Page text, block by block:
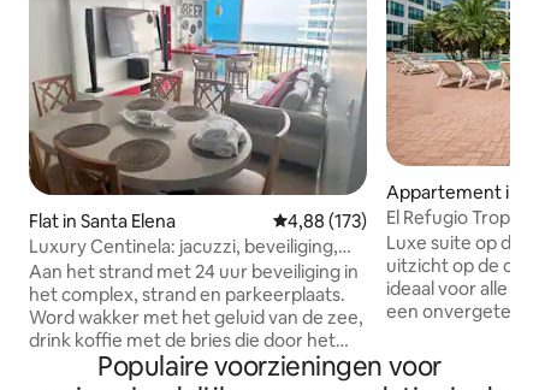
Flat in Santa Elena Gemiddelde beoordeling van
4,88 (173)
Luxury Centinela: jacuzzi, beveiliging,
airconditioning, parkeergelegenheid
Aan het strand met 24 uur beveiliging in
het complex, strand en parkeerplaats.
Word wakker met het geluid van de zee,
drink koffie met de bries die door het
raam komt en voel de tijd stil staan ♥
Appartement in
ca
El Refugio
Luxe suite op de
uitzicht op de
ideaal voor alle
een
beveiliging,
barbecueplek,
Populaire voorzieningen voor